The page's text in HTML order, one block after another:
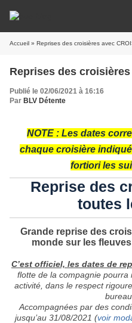
Accueil » Reprises des croisières avec
Reprises des croisières
Publié le 02/06/2021 à 16:16
Par BLV Détente
NOTE : Les dates
chaque croisière
fortiori les
Reprise des
toutes
Grande reprise des
monde sur les
C’est officiel, les dates de
flotte de la compagnie
activité, dans le respect
Accompagnées par des
jusqu’au 31/08/2021 (voir